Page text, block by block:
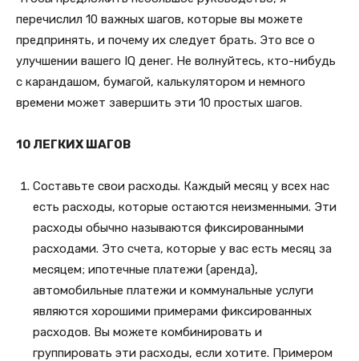
перечислил 10 важных шагов, которые вы можете
предпринять, и почему их следует брать. Это все о
улучшении вашего IQ денег. Не волнуйтесь, кто-нибудь
с карандашом, бумагой, калькулятором и немного
времени может завершить эти 10 простых шагов.
10 ЛЕГКИХ ШАГОВ
Составьте свои расходы. Каждый месяц у всех нас
есть расходы, которые остаются неизменными. Эти
расходы обычно называются фиксированными
расходами. Это счета, которые у вас есть месяц за
месяцем; ипотечные платежи (аренда),
автомобильные платежи и коммунальные услуги
являются хорошими примерами фиксированных
расходов. Вы можете комбинировать и
группировать эти расходы, если хотите. Примером